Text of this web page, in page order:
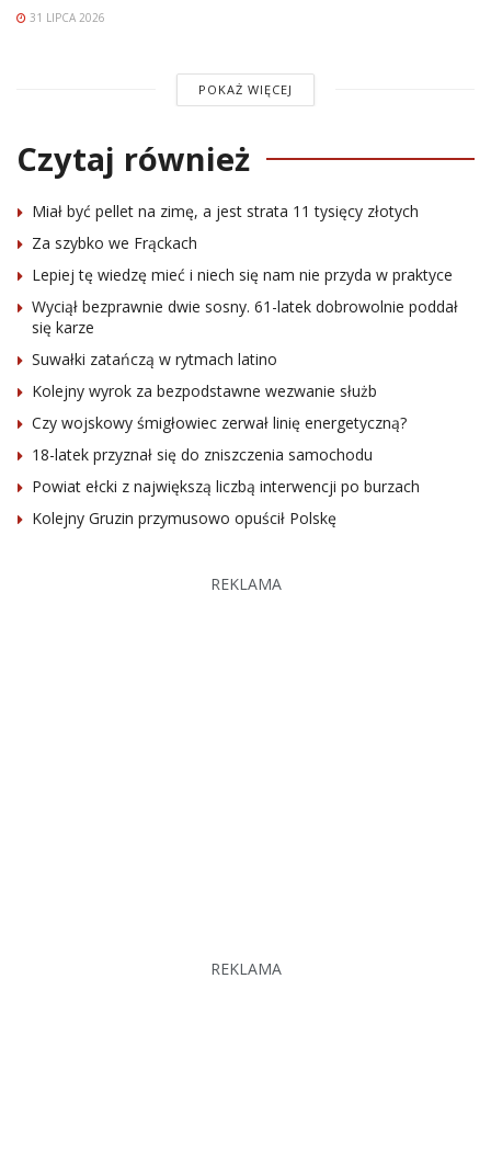
31 LIPCA 2026
POKAŻ WIĘCEJ
Czytaj również
Miał być pellet na zimę, a jest strata 11 tysięcy złotych
Za szybko we Frąckach
Lepiej tę wiedzę mieć i niech się nam nie przyda w praktyce
Wyciął bezprawnie dwie sosny. 61-latek dobrowolnie poddał
się karze
Suwałki zatańczą w rytmach latino
Kolejny wyrok za bezpodstawne wezwanie służb
Czy wojskowy śmigłowiec zerwał linię energetyczną?
18-latek przyznał się do zniszczenia samochodu
Powiat ełcki z największą liczbą interwencji po burzach
Kolejny Gruzin przymusowo opuścił Polskę
REKLAMA
REKLAMA